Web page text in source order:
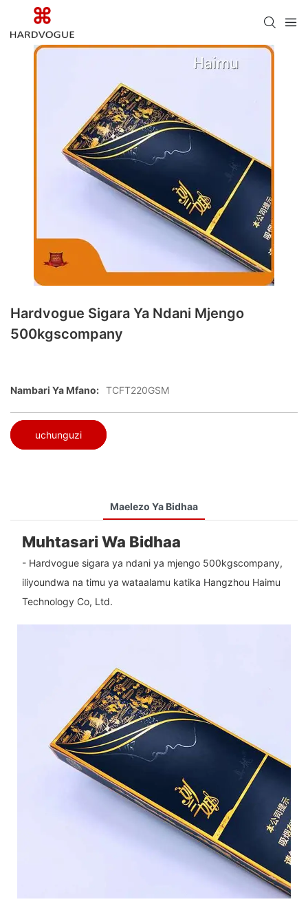
Hardvogue Sigara Ya Ndani Mjengo
500kgscompany
Nambari Ya Mfano: TCFT220GSM
uchunguzi
Maelezo Ya Bidhaa
Muhtasari Wa Bidhaa
- Hardvogue sigara ya ndani ya mjengo 500kgscompany,
iliyoundwa na timu ya wataalamu katika Hangzhou Haimu
Technology Co, Ltd.